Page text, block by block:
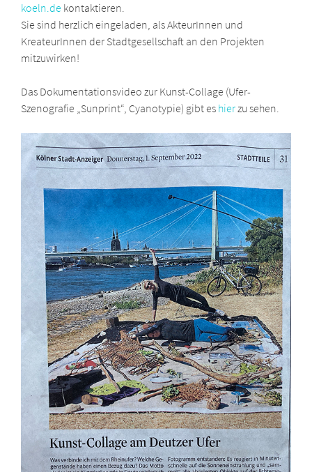
koeln.de kontaktieren.
Sie sind herzlich eingeladen, als AkteurInnen und
KreateurInnen der Stadtgesellschaft an den Projekten
mitzuwirken!
Das Dokumentationsvideo zur Kunst-Collage (Ufer-
Szenografie „Sunprint“, Cyanotypie) gibt es hierzu sehen.